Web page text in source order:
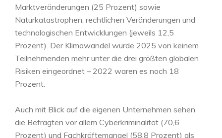
Marktveränderungen (25 Prozent) sowie
Naturkatastrophen, rechtlichen Veränderungen und
technologischen Entwicklungen (jeweils 12,5
Prozent). Der Klimawandel wurde 2025 von keinem
Teilnehmenden mehr unter die drei größten globalen
Risiken eingeordnet – 2022 waren es noch 18
Prozent.
Auch mit Blick auf die eigenen Unternehmen sehen
die Befragten vor allem Cyberkriminalität (70,6
Prozent) und Fachkräftemangel (58,8 Prozent) als